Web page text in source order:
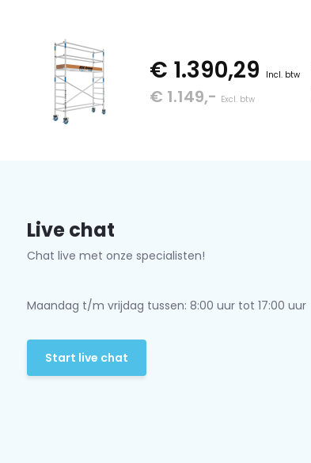
€ 1.390,29 Incl. btw
€ 1.149,- Excl. btw
Live chat
Chat live met onze specialisten!
Maandag t/m vrijdag tussen: 8:00 uur tot 17:00 uur
Start live chat